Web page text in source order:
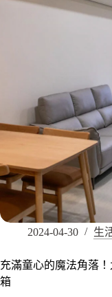
2024-04-30 生
充滿童心的魔法角落
箱